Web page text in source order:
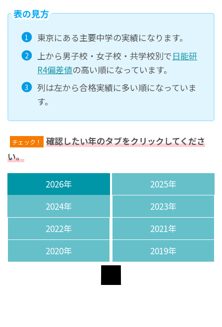
表の見方
東京にある主要中学の実績になります。
上から男子校・女子校・共学校別で日能研
R4偏差値の高い順になっています。
列は左から合格実績に多い順になっていま
す。
チェック！
確認したい年のタブをクリックしてくださ
い。
2026年
2025年
2024年
2023年
2022年
2021年
2020年
2019年